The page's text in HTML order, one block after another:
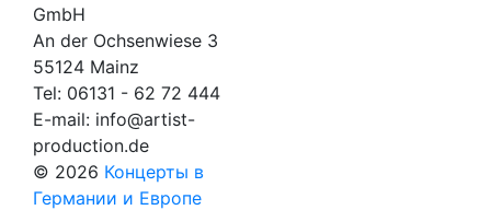
GmbH
An der Ochsenwiese 3
55124 Mainz
Tel: 06131 - 62 72 444
E-mail: info@artist-
production.de
© 2026 Концерты в
Германии и Европе